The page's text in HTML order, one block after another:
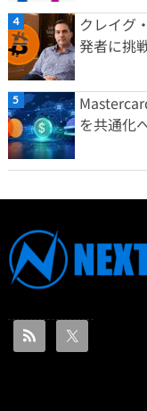
クレイグ
発者に挑
を共通化